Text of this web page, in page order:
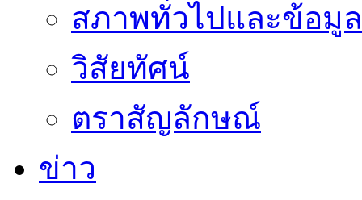
สภาพทั่วไปและข้อมู
วิสัยทัศน์
ตราสัญลักษณ์
ข่าว